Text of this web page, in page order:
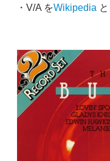
・V/A をWikipedia と